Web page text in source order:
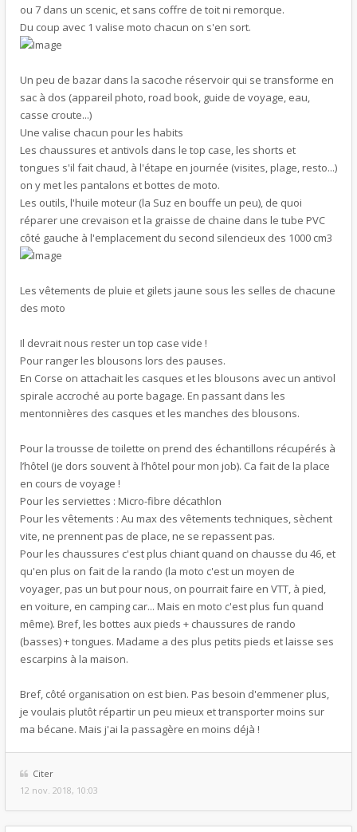
ou 7 dans un scenic, et sans coffre de toit ni remorque.
Du coup avec 1 valise moto chacun on s'en sort.
Un peu de bazar dans la sacoche réservoir qui se transforme en
sac à dos (appareil photo, road book, guide de voyage, eau,
casse croute...)
Une valise chacun pour les habits
Les chaussures et antivols dans le top case, les shorts et
tongues s'il fait chaud, à l'étape en journée (visites, plage, resto...)
on y met les pantalons et bottes de moto.
Les outils, l'huile moteur (la Suz en bouffe un peu), de quoi
réparer une crevaison et la graisse de chaine dans le tube PVC
côté gauche à l'emplacement du second silencieux des 1000 cm3
Les vêtements de pluie et gilets jaune sous les selles de chacune
des moto
Il devrait nous rester un top case vide !
Pour ranger les blousons lors des pauses.
En Corse on attachait les casques et les blousons avec un antivol
spirale accroché au porte bagage. En passant dans les
mentonnières des casques et les manches des blousons.
Pour la trousse de toilette on prend des échantillons récupérés à
l’hôtel (je dors souvent à l’hôtel pour mon job). Ca fait de la place
en cours de voyage !
Pour les serviettes : Micro-fibre décathlon
Pour les vêtements : Au max des vêtements techniques, sèchent
vite, ne prennent pas de place, ne se repassent pas.
Pour les chaussures c'est plus chiant quand on chausse du 46, et
qu'en plus on fait de la rando (la moto c'est un moyen de
voyager, pas un but pour nous, on pourrait faire en VTT, à pied,
en voiture, en camping car... Mais en moto c'est plus fun quand
même). Bref, les bottes aux pieds + chaussures de rando
(basses) + tongues. Madame a des plus petits pieds et laisse ses
escarpins à la maison.
Bref, côté organisation on est bien. Pas besoin d'emmener plus,
je voulais plutôt répartir un peu mieux et transporter moins sur
ma bécane. Mais j'ai la passagère en moins déjà !
Citer
12 nov. 2018, 10:03